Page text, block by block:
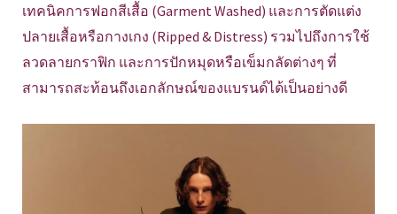
เทคนิคการฟอกสีเสื้อ (Garment Washed) และการตัดแต่ง
ปลายเสื้อหรือกางเกง (Ripped & Distress) รวมไปถึงการใช้
ลวดลายกราฟิก และการปักหมุดหรือเข็มกลัดต่างๆ ที่
สามารถสะท้อนถึงเอกลักษณ์ของแบรนด์ได้เป็นอย่างดี